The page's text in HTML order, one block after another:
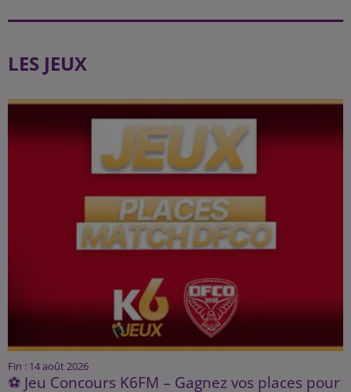
LES JEUX
Fin : 14 août 2026
⚽ Jeu Concours K6FM – Gagnez vos places pour